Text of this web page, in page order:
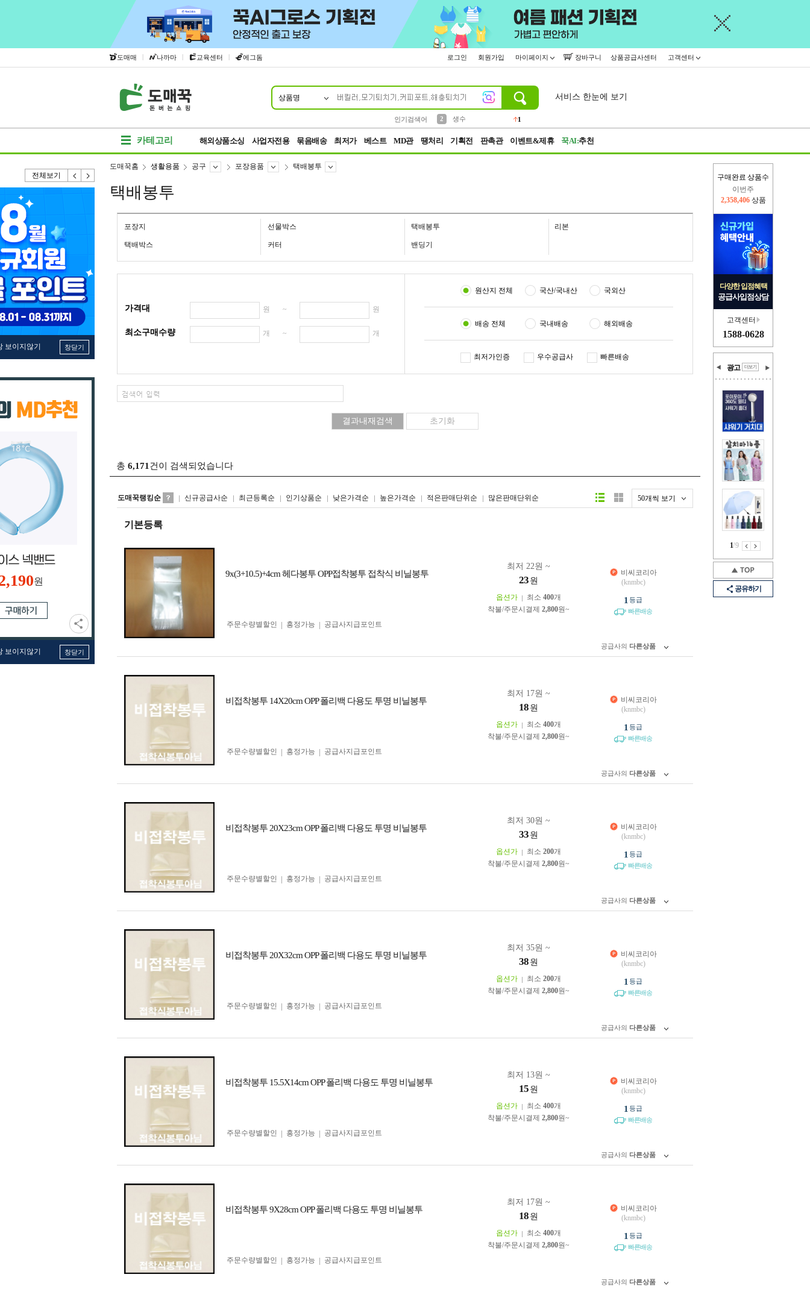
도매매 | 나까마 | 교육센터 | 에그돔 로그인 회원가입 마이페이지 장바구니 상품공급사센터 고객센터
상품명
인기검색어
2
생수
1
서비스 한눈에 보기
카테고리 해외상품소싱 사업자전용 묶음배송 최저가 베스트 MD관 땡처리 기획전 판촉관 이벤트&제휴 꾹AI:추천
전체보기
보이지않기 창닫기
원
보이지않기 창닫기
구매완료 상품수
이번주
2,358,406 상품
다양한 입점혜택
공급사입점상담
고객센터
1588-0628
광고
1/9
공유하기
도매꾹홈 생활용품 공구 포장용품 택배봉투
택배봉투
포장지 선물박스 택배봉투 리본
택배박스 커터 밴딩기
가격대 원 ~ 원
최소구매수량 개 ~ 개
원산지 전체 국산/국내산 국외산
배송 전체 국내배송 해외배송
최저가인증 우수공급사 빠른배송
총 6,171 건이 검색되었습니다
도매꾹랭킹순 신규공급사순 최근등록순 인기상품순 낮은가격순 높은가격순 적은판매단위순 많은판매단위순 50개씩 보기
리스트형갤러리형
기본등록
9x(3+10.5)+4cm 헤다봉투 OPP접착봉투 접착식 비닐봉투
최저 22원 ~
23 원
옵션가 최소 400개
착불/주문시결제 2,800원~
주문수량별할인
흥정가능 공급사지급포인트
비씨코리아
(knmbc)
1 등급
빠른배송
공급사의 다른상품
비접착봉투 14X20cm OPP 폴리백 다용도 투명 비닐봉투
최저 17원 ~
18 원
옵션가 최소 400개
착불/주문시결제 2,800원~
주문수량별할인
흥정가능 공급사지급포인트
비씨코리아
(knmbc)
1 등급
빠른배송
공급사의 다른상품
비접착봉투 20X23cm OPP 폴리백 다용도 투명 비닐봉투
최저 30원 ~
33 원
옵션가 최소 200개
착불/주문시결제 2,800원~
주문수량별할인
흥정가능 공급사지급포인트
비씨코리아
(knmbc)
1 등급
빠른배송
공급사의 다른상품
비접착봉투 20X32cm OPP 폴리백 다용도 투명 비닐봉투
최저 35원 ~
38 원
옵션가 최소 200개
착불/주문시결제 2,800원~
주문수량별할인
흥정가능 공급사지급포인트
비씨코리아
(knmbc)
1 등급
빠른배송
공급사의 다른상품
비접착봉투 15.5X14cm OPP 폴리백 다용도 투명 비닐봉투
최저 13원 ~
15 원
옵션가 최소 400개
착불/주문시결제 2,800원~
주문수량별할인
흥정가능 공급사지급포인트
비씨코리아
(knmbc)
1 등급
빠른배송
공급사의 다른상품
비접착봉투 9X28cm OPP 폴리백 다용도 투명 비닐봉투
최저 17원 ~
18 원
옵션가 최소 400개
착불/주문시결제 2,800원~
주문수량별할인
흥정가능 공급사지급포인트
비씨코리아
(knmbc)
1 등급
빠른배송
공급사의 다른상품